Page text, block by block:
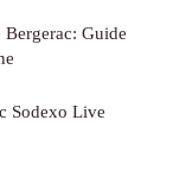
Guide
Sodexo Live